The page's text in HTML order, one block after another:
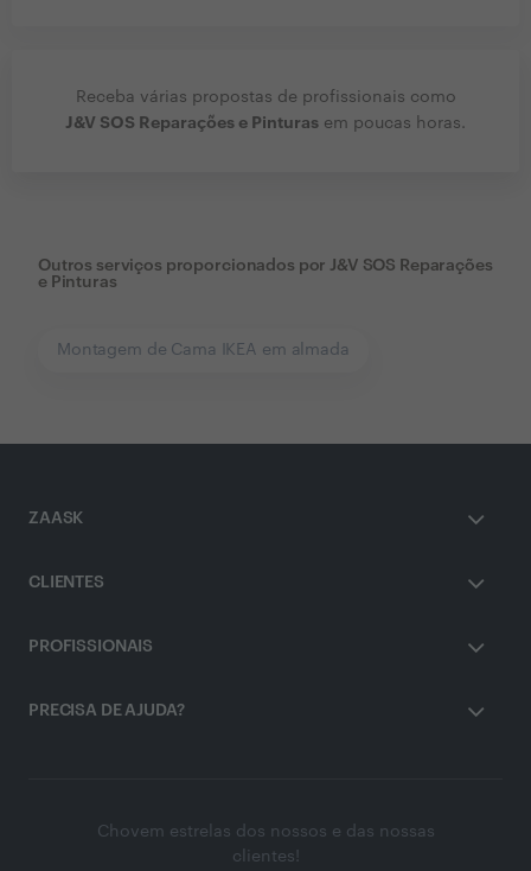
Receba várias propostas de profissionais como
J&V SOS Reparações e Pinturas em poucas horas.
Outros serviços proporcionados por J&V SOS Reparações
e Pinturas
Montagem de Cama IKEA em almada
ZAASK
CLIENTES
PROFISSIONAIS
PRECISA DE AJUDA?
Chovem estrelas dos nossos e das nossas
clientes!